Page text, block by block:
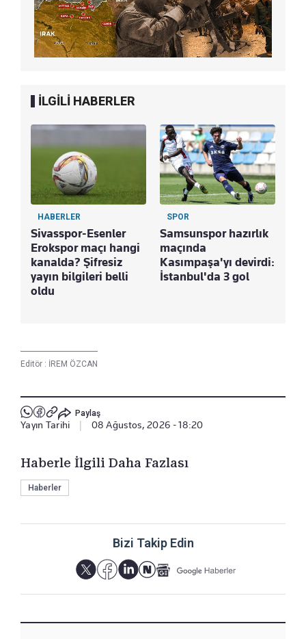
İLGİLİ HABERLER
HABERLER
Sivasspor-Esenler
Erokspor maçı hangi
kanalda? Şifresiz
yayın bilgileri belli
oldu
SPOR
Samsunspor hazırlık
maçında
Kasımpaşa'yı devirdi:
İstanbul'da 3 gol
Editör : İREM ÖZCAN
Paylaş
Yayın Tarihi 08 Ağustos, 2026 - 18:20
Haberle İlgili Daha Fazlası
Haberler
Bizi Takip Edin